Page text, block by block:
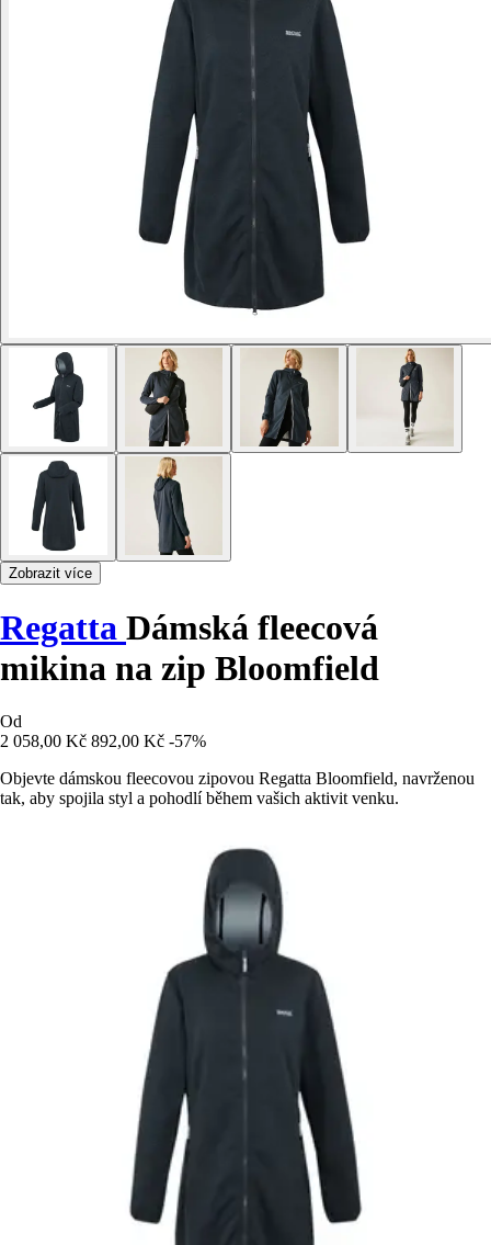
Zobrazit více
Regatta Dámská fleecová
mikina na zip Bloomfield
Od
2 058,00 Kč 892,00 Kč -57%
Objevte dámskou fleecovou zipovou Regatta Bloomfield, navrženou
tak, aby spojila styl a pohodlí během vašich aktivit venku.